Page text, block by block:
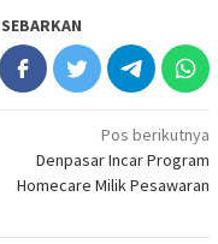
SEBARKAN
Pos berikutnya
Denpasar Incar Program
Homecare Milik Pesawaran